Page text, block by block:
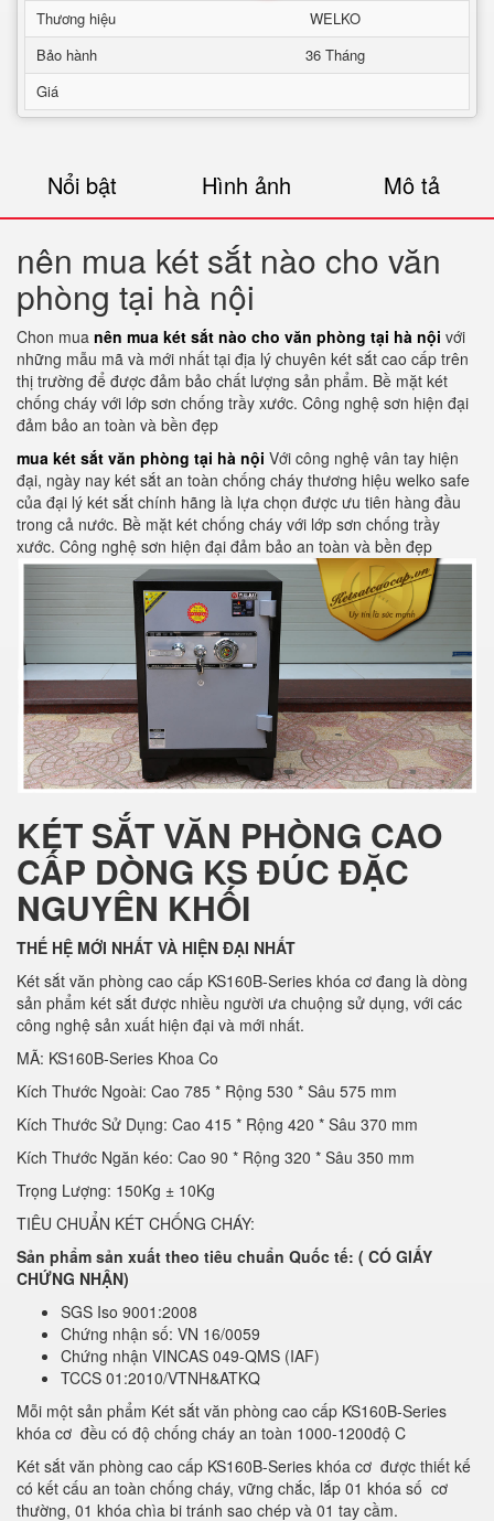
Thương hiệu
WELKO
Bảo hành
36 Tháng
Giá
Nổi bật Hình ảnh Mô tả
nên mua két sắt nào cho văn
phòng tại hà nội
Chon mua nên mua két sắt nào cho văn phòng tại hà nội với
những mẫu mã và mới nhất tại địa lý chuyên két sắt cao cấp trên
thị trường để được đảm bảo chất lượng sản phẩm. Bề mặt két
chống cháy với lớp sơn chống trầy xước. Công nghệ sơn hiện đại
đảm bảo an toàn và bền đẹp
mua két sắt văn phòng tại hà nội Với công nghệ vân tay hiện
đại, ngày nay két sắt an toàn chống cháy thương hiệu welko safe
của đại lý két sắt chính hãng là lựa chọn được ưu tiên hàng đầu
trong cả nước. Bề mặt két chống cháy với lớp sơn chống trầy
xước. Công nghệ sơn hiện đại đảm bảo an toàn và bền đẹp
KÉT SẮT VĂN PHÒNG CAO
CẤP DÒNG KS ĐÚC ĐẶC
NGUYÊN KHỐI
THẾ HỆ MỚI NHẤT VÀ HIỆN ĐẠI NHẤT
Két sắt văn phòng cao cấp KS160B-Series khóa cơ đang là dòng
sản phẩm két sắt được nhiều người ưa chuộng sử dụng, với các
công nghệ sản xuất hiện đại và mới nhất.
MÃ: KS160B-Series Khoa Co
Kích Thước Ngoài: Cao 785 * Rộng 530 * Sâu 575 mm
Kích Thước Sử Dụng: Cao 415 * Rộng 420 * Sâu 370 mm
Kích Thước Ngăn kéo: Cao 90 * Rộng 320 * Sâu 350 mm
Trọng Lượng: 150Kg ± 10Kg
TIÊU CHUẨN KÉT CHỐNG CHÁY:
Sản phẩm sản xuất theo tiêu chuẩn Quốc tế: ( CÓ GIẤY
CHỨNG NHẬN)
SGS Iso 9001:2008
Chứng nhận số: VN 16/0059
Chứng nhận VINCAS 049-QMS (IAF)
TCCS 01:2010/VTNH&ATKQ
Mỗi một sản phẩm Két sắt văn phòng cao cấp KS160B-Series
khóa cơ đều có độ chống cháy an toàn 1000-1200độ C
Két sắt văn phòng cao cấp KS160B-Series khóa cơ được thiết kế
có kết cấu an toàn chống cháy, vững chắc, lắp 01 khóa số cơ
thường, 01 khóa chìa bi tránh sao chép và 01 tay cầm.